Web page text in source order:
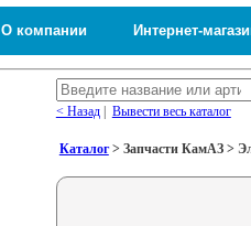
О компании Интернет-
< Назад| Вывести весь каталог
Каталог> Запчасти КамАЗ >